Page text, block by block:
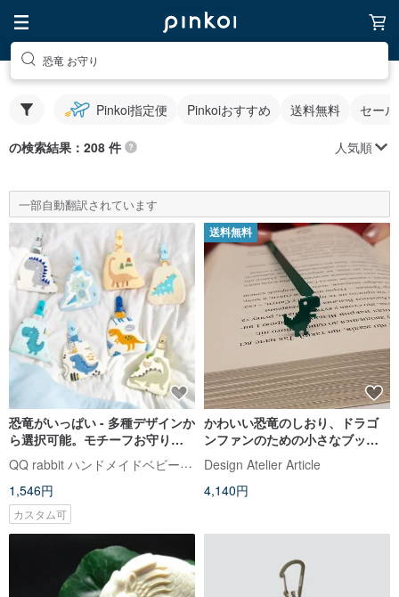
恐竜 お守り
Pinkoi指定便 Pinkoiおすすめ 送料無料 セー
の検索結果：208 件 人気順
一部自動翻訳されています
恐竜がいっぱい - 多種デザインか
ら選択可能。モチーフお守り袋
（名入れ刺繍可）
QQ rabbit ハンドメイドベビーブティック
1,546円
カスタム可
送料無料
かわいい恐竜のしおり、ドラゴ
ンファンのための小さなブック
ギフト。
Design Atelier Article
4,140円